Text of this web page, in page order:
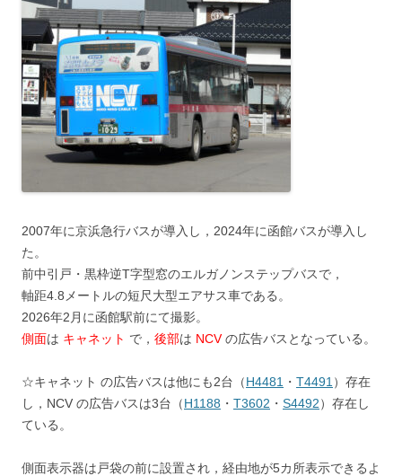
2007年に京浜急行バスが導入し，2024年に函館バスが導入し
た。
前中引戸・黒枠逆T字型窓のエルガノンステップバスで，
軸距4.8メートルの短尺大型エアサス車である。
2026年2月に函館駅前にて撮影。
側面は キャネット で， 後部は NCVの広告バスとなっている。
☆キャネット の広告バスは他にも2台（H4481 ・ T4491 ）存在
し，NCV の広告バスは3台（H1188 ・ T3602 ・ S4492）存在し
ている。
側面表示器は戸袋の前に設置され，経由地が5カ所表示できるよ